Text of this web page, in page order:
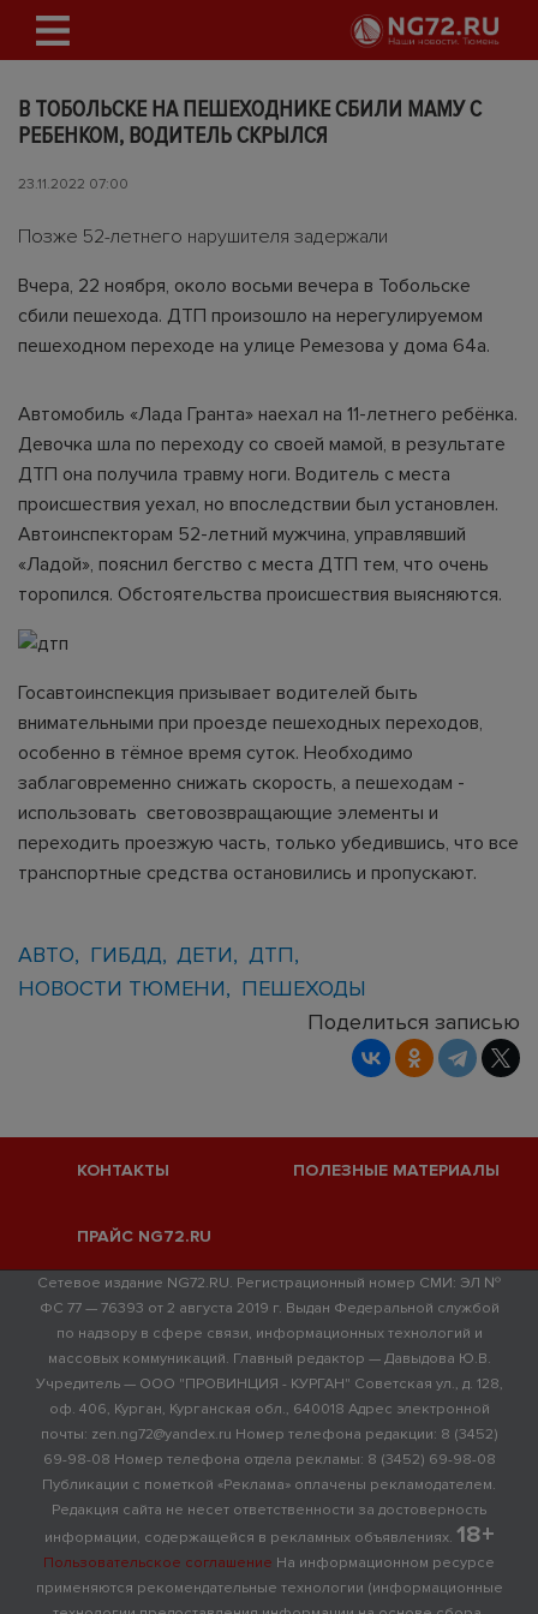
В ТОБОЛЬСКЕ НА ПЕШЕХОДНИКЕ СБИЛИ МАМУ С
РЕБЕНКОМ, ВОДИТЕЛЬ СКРЫЛСЯ
23.11.2022 07:00
Позже 52-летнего нарушителя задержали
Вчера, 22 ноября, около восьми вечера в Тобольске
сбили пешехода. ДТП произошло на нерегулируемом
пешеходном переходе на улице Ремезова у дома 64а.
Автомобиль «Лада Гранта» наехал на 11-летнего ребёнка.
Девочка шла по переходу со своей мамой, в результате
ДТП она получила травму ноги. Водитель с места
происшествия уехал, но впоследствии был установлен.
Автоинспекторам 52-летний мужчина, управлявший
«Ладой», пояснил бегство с места ДТП тем, что очень
торопился. Обстоятельства происшествия выясняются.
Госавтоинспекция призывает водителей быть
внимательными при проезде пешеходных переходов,
особенно в тёмное время суток. Необходимо
заблаговременно снижать скорость, а пешеходам -
использовать световозвращающие элементы и
переходить проезжую часть, только убедившись, что все
транспортные средства остановились и пропускают.
АВТО ГИБДД ДЕТИ
ДТП
НОВОСТИ ТЮМЕНИ
ПЕШЕХОДЫ
Поделиться записью
КОНТАКТЫ ПОЛЕЗНЫЕ МАТЕРИАЛЫ
ПРАЙС NG72.RU
Сетевое издание NG72.RU. Регистрационный номер СМИ: ЭЛ №
ФС 77 — 76393 от 2 августа 2019 г. Выдан Федеральной службой
по надзору в сфере связи, информационных технологий и
массовых коммуникаций. Главный редактор — Давыдова Ю.В.
Учредитель — ООО "ПРОВИНЦИЯ - КУРГАН" Советская ул., д. 128,
оф. 406, Курган, Курганская обл., 640018 Адрес электронной
почты: zen.ng72@yandex.ru Номер телефона редакции: 8 (3452)
69-98-08 Номер телефона отдела рекламы: 8 (3452) 69-98-08
Публикации с пометкой «Реклама» оплачены рекламодателем.
Редакция сайта не несет ответственности за достоверность
информации, содержащейся в рекламных объявлениях. 18+
Пользовательское соглашение На информационном ресурсе
применяются рекомендательные технологии (информационные